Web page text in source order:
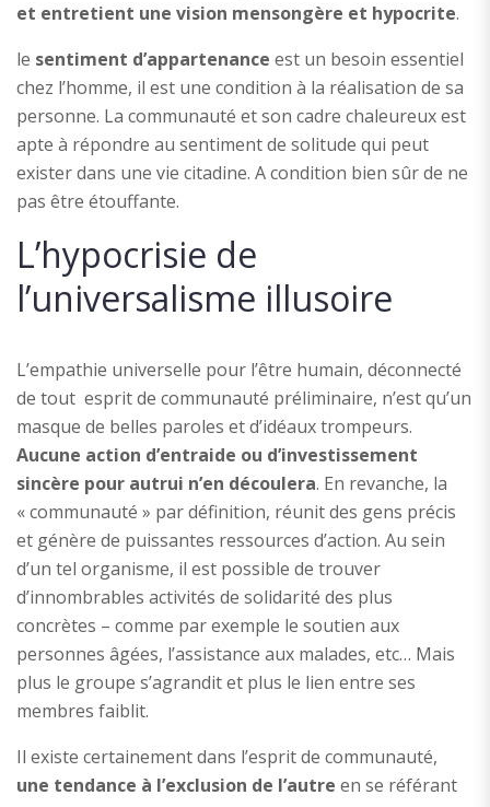
et entretient une vision mensongère et hypocrite.
le sentiment d’appartenance est un besoin essentiel
chez l’homme, il est une condition à la réalisation de sa
personne. La communauté et son cadre chaleureux est
apte à répondre au sentiment de solitude qui peut
exister dans une vie citadine. A condition bien sûr de ne
pas être étouffante.
L’hypocrisie de
l’universalisme illusoire
L’empathie universelle pour l’être humain, déconnecté
de tout esprit de communauté préliminaire, n’est qu’un
masque de belles paroles et d’idéaux trompeurs.
Aucune action d’entraide ou d’investissement
sincère pour autrui n’en découlera. En revanche, la
« communauté » par définition, réunit des gens précis
et génère de puissantes ressources d’action. Au sein
d’un tel organisme, il est possible de trouver
d’innombrables activités de solidarité des plus
concrètes – comme par exemple le soutien aux
personnes âgées, l’assistance aux malades, etc… Mais
plus le groupe s’agrandit et plus le lien entre ses
membres faiblit.
Il existe certainement dans l’esprit de communauté,
une tendance à l’exclusion de l’autre en se référant